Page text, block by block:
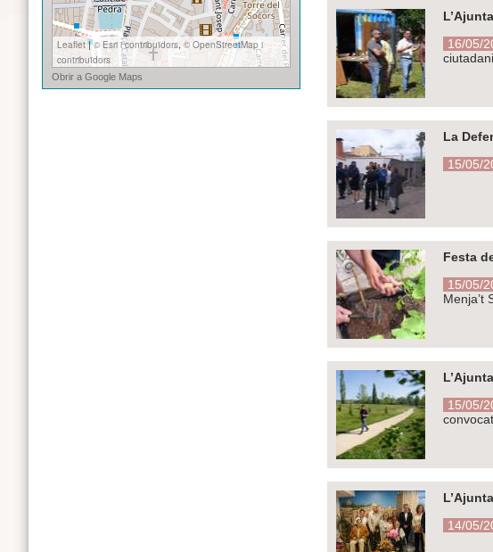
16/05/
La
15/05/
Festa
15/05/
Menja’t
15/05/
14/05/